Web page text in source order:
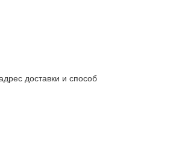
доставки и способ